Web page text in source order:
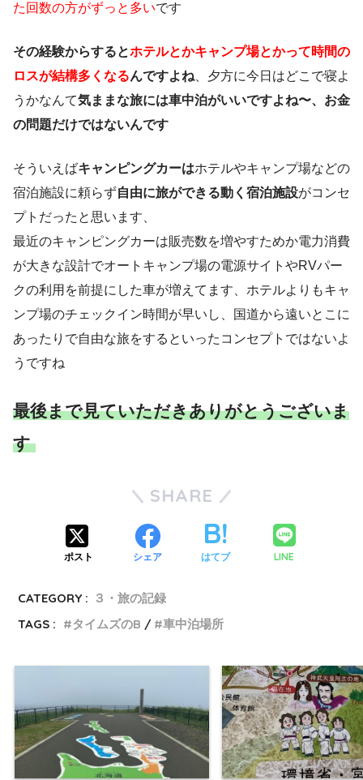
た回数の方がずっと多いです
その経験からするとホテルとかキャンプ場とかって時間の
ロスが結構多くなるんですよね 、夕方に今日はどこで寝よ
うかなんて気ままな旅には車中泊がいいですよね〜、お金
の問題だけではないんです
そういえばキャンピングカーはホテルやキャンプ場などの
宿泊施設に頼らず自由に旅ができる動く宿泊施設がコンセ
プトだったと思います、
最近のキャンピングカーは販売数を増やすためか電力消費
が大きな設計でオートキャンプ場の電源サイトやRVパー
クの利用を前提にした車が増えてます、ホテルよりもキャ
ンプ場のチェックイン時間が早いし、国道から遠いとこに
あったりで自由な旅をするといったコンセプトではないよ
うですね
最後まで見ていただきありがとうございま
す
SHARE
ポスト シェア はてブ LINE
CATEGORY : ３・旅の記録
TAGS :
タイムズのB 車中泊場所